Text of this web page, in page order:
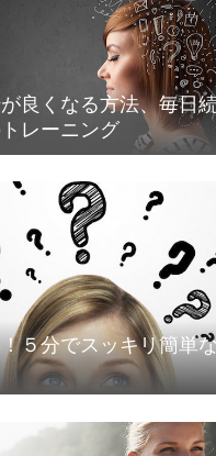
良くなる方法、毎日
レーニング
５分でスッキリ簡単